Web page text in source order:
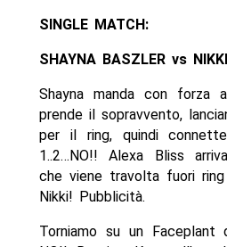
SINGLE MATCH:
SHAYNA BASZLER vs
Shayna manda con forza
prende il sopravvento,
per il ring, quindi
1..2…NO!! Alexa Bliss
che viene travolta fuori
Nikki! Pubblicità.
Torniamo su un Faceplant